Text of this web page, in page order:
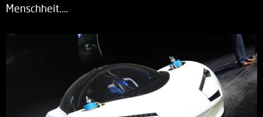
Menschheit.…